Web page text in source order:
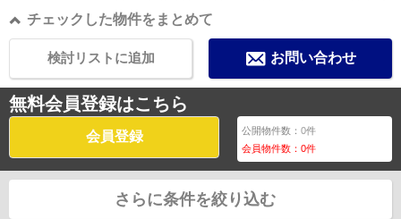
チェックした物件をまとめて
お問い合わせ
検討リストに追加
無料会員登録はこちら
会員登録 公開物件数：0件
会員物件数：0件
さらに条件を絞り込む